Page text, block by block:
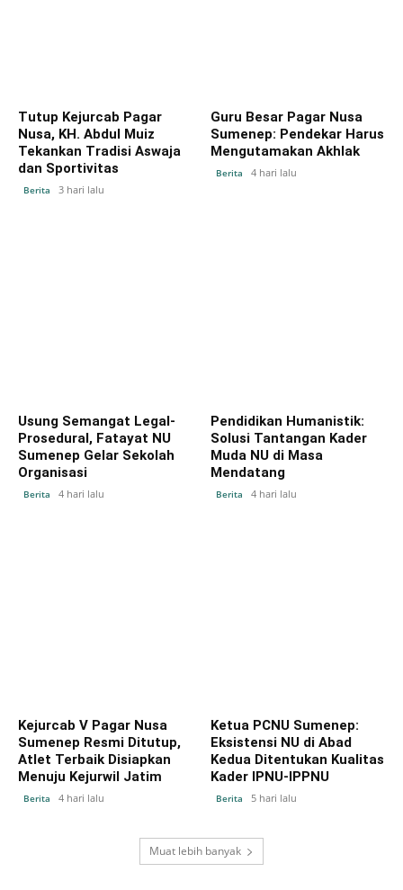
Tutup Kejurcab Pagar
Nusa, KH. Abdul Muiz
Tekankan Tradisi Aswaja
dan Sportivitas
Berita 3 hari lalu
Guru Besar Pagar Nusa
Sumenep: Pendekar Harus
Mengutamakan Akhlak
Berita 4 hari lalu
Usung Semangat Legal-
Prosedural, Fatayat NU
Sumenep Gelar Sekolah
Organisasi
Berita 4 hari lalu
Pendidikan Humanistik:
Solusi Tantangan Kader
Muda NU di Masa
Mendatang
Berita 4 hari lalu
Kejurcab V Pagar Nusa
Sumenep Resmi Ditutup,
Atlet Terbaik Disiapkan
Menuju Kejurwil Jatim
Berita 4 hari lalu
Ketua PCNU Sumenep:
Eksistensi NU di Abad
Kedua Ditentukan Kualitas
Kader IPNU-IPPNU
Berita 5 hari lalu
Muat lebih banyak